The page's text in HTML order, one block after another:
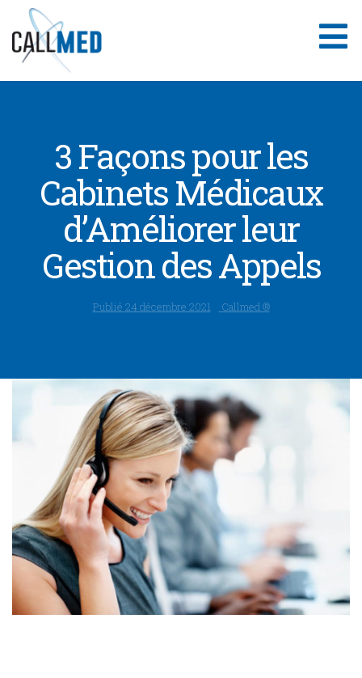
contenu
3 Façons pour les
Cabinets Médicaux
d’Améliorer leur
Gestion des Appels
Publié 24 décembre 2021 Callmed ®